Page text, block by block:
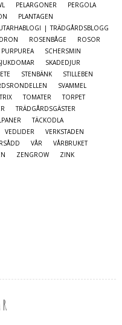
PELARGONER
PERGOLA
PLANTAGEN
| TRÄDGÅRDSBLOGG
ROSENBÅGE
ROSOR
SCHERSMIN
SKADEDJUR
STENBÄNK
STILLEBEN
SVAMMEL
TOMATER
TORPET
TRÄDGÅRDSGÄSTER
TÄCKODLA
VEDLIDER
VERKSTADEN
VÅR
VÅRBRUKET
ZENGROW
ZINK